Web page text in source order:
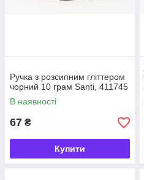
Ручка з розсипним гліттером
чорний 10 грам Santi, 411745
В наявності
67 ₴
Купити